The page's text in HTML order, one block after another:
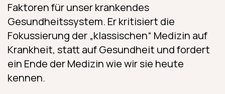
Faktoren für unser krankendes
Gesundheitssystem. Er kritisiert die
Fokussierung der „klassischen“ Medizin auf
Krankheit, statt auf Gesundheit und fordert
ein Ende der Medizin wie wir sie heute
kennen.